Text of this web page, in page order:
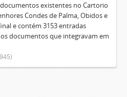
existentes no Cartorio
Condes de Palma, Obidos e
e contém 3153 entradas
documentos que integravam em